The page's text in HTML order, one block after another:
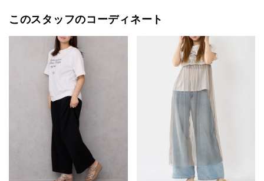
このスタッフのコーディネート